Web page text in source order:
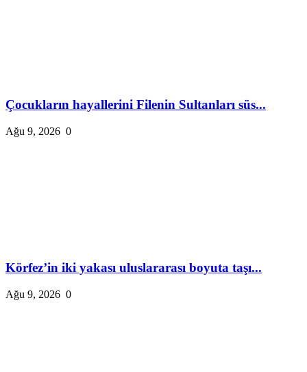
Çocukların hayallerini Filenin Sultanları süs...
Ağu 9, 2026 0
Körfez’in iki yakası uluslararası boyuta taşı...
Ağu 9, 2026 0